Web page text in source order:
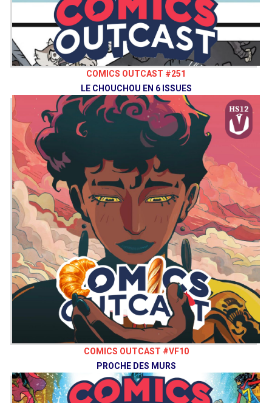
COMICS OUTCAST #251
LE CHOUCHOU EN 6 ISSUES
COMICS OUTCAST #VF10
PROCHE DES MURS